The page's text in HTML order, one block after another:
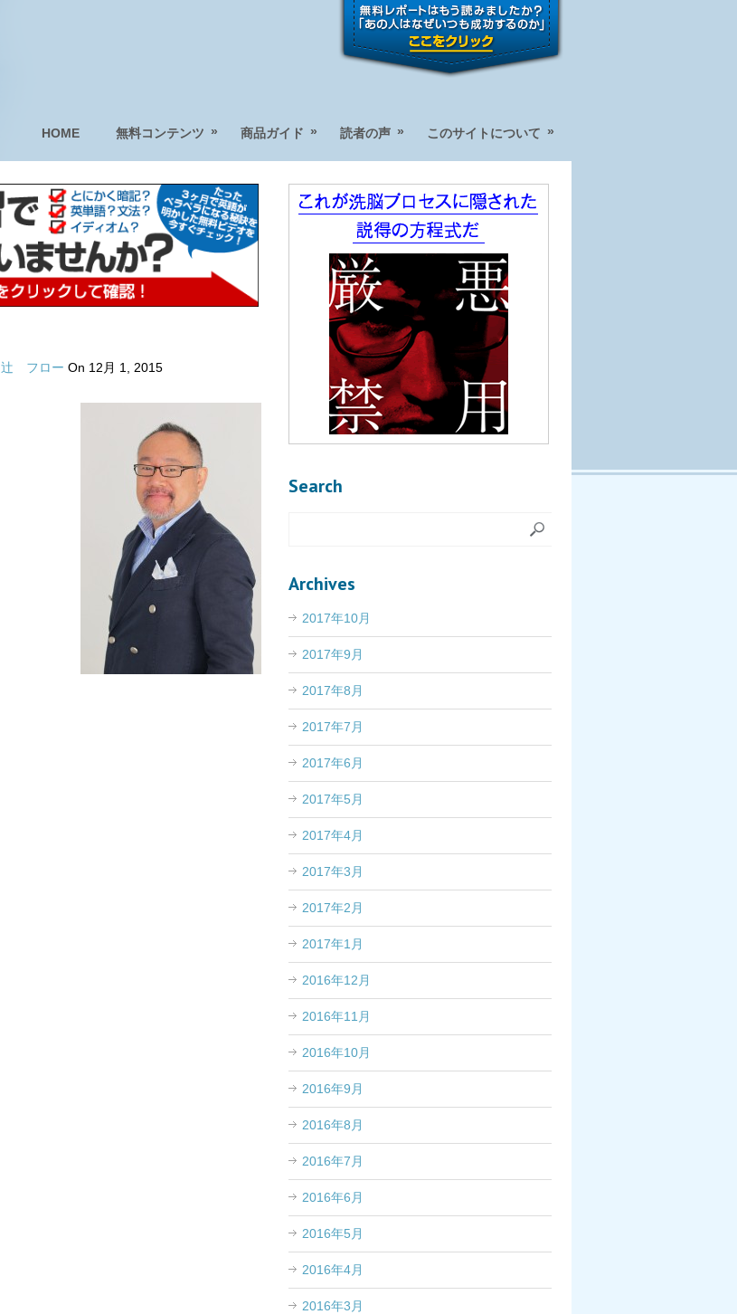
HOME 無料コンテンツ » 商品ガイド » 読者の声 » このサイトについて »
辻 フロー On 12月 1, 2015
Search
Archives
2017年10月
2017年9月
2017年8月
2017年7月
2017年6月
2017年5月
2017年4月
2017年3月
2017年2月
2017年1月
2016年12月
2016年11月
2016年10月
2016年9月
2016年8月
2016年7月
2016年6月
2016年5月
2016年4月
2016年3月